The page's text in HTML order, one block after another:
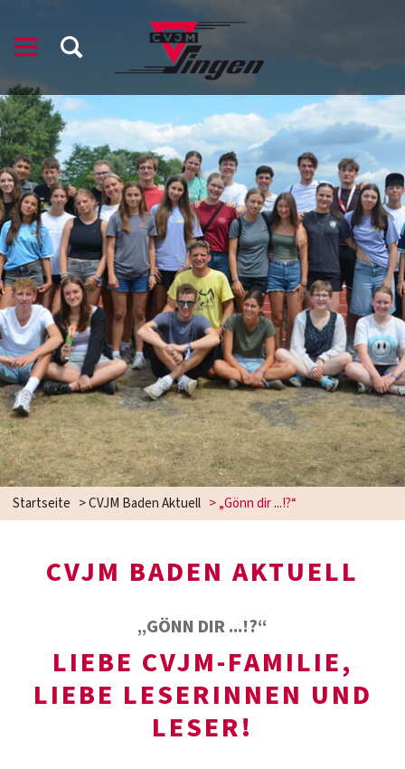
Startseite >CVJM Baden Aktuell >„Gönn dir ...!?“
CVJM BADEN AKTUELL
„GÖNN DIR ...!?“
LIEBE CVJM-FAMILIE,
LIEBE LESERINNEN UND
LESER!